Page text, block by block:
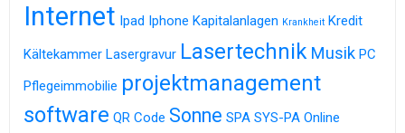
Internet Ipad Iphone Kapitalanlagen Krankheit Kredit
Kältekammer Lasergravur Lasertechnik Musik PC
Pflegeimmobilie projektmanagement
software QR Code Sonne SPA SYS-PA Online